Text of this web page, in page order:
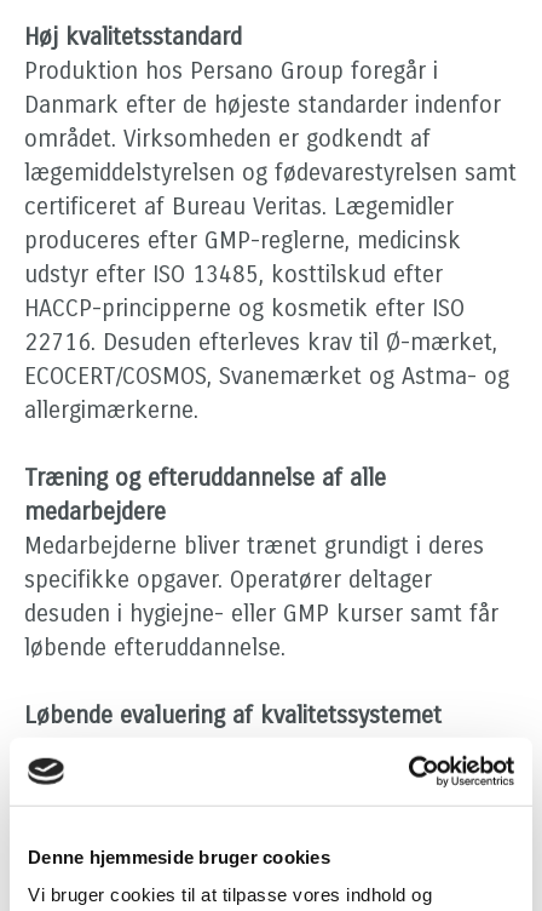
Denne hjemmeside bruger cookies
Vi bruger cookies til at tilpasse vores indhold og
Høj kvalitetsstandard
Produktion hos Persano Group foregår i
Danmark efter de højeste standarder indenfor
området. Virksomheden er godkendt af
lægemiddelstyrelsen og fødevarestyrelsen samt
certificeret af Bureau Veritas. Lægemidler
produceres efter GMP-reglerne, medicinsk
udstyr efter ISO 13485, kosttilskud efter
HACCP-principperne og kosmetik efter ISO
22716. Desuden efterleves krav til Ø-mærket,
ECOCERT/COSMOS, Svanemærket og Astma- og
allergimærkerne.
Træning og efteruddannelse af alle
medarbejdere
Medarbejderne bliver trænet grundigt i deres
specifikke opgaver. Operatører deltager
desuden i hygiejne- eller GMP kurser samt får
løbende efteruddannelse.
Løbende evaluering af kvalitetssystemet
Produkter, udstyr, lokaler, processer, it-
systemer og kvalitetssystemet evalueres
forbedringer og være på forkant med
eventuelle nye lovkrav.